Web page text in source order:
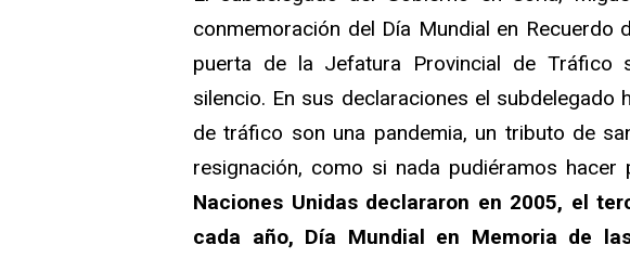
conmemoración del Día Mundial en Recuerdo
puerta de la Jefatura Provincial de Tráfico
silencio. En sus declaraciones el subdelegado
de tráfico son una pandemia, un tributo de
resignación, como si nada pudiéramos hacer
Naciones Unidas declararon en 2005, el
cada año, Día Mundial en Memoria de